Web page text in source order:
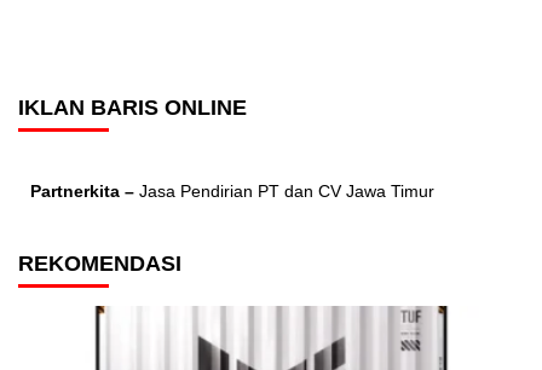
IKLAN BARIS ONLINE
Partnerkita – Jasa Pendirian PT dan CV Jawa Timur
REKOMENDASI